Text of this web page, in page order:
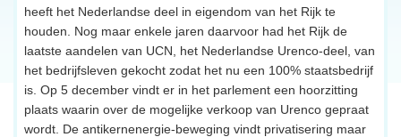
heeft het Nederlandse deel in eigendom van het Rijk te
houden. Nog maar enkele jaren daarvoor had het Rijk de
laatste aandelen van UCN, het Nederlandse Urenco-deel, van
het bedrijfsleven gekocht zodat het nu een 100% staatsbedrijf
is. Op 5 december vindt er in het parlement een hoorzitting
plaats waarin over de mogelijke verkoop van Urenco gepraat
wordt. De antikernenergie-beweging vindt privatisering maar